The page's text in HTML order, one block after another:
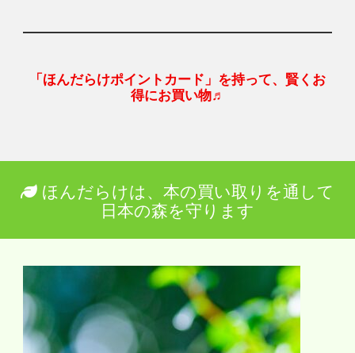
「ほんだらけポイントカード」を持って、賢くお
得にお買い物♬
ほんだらけは、本の買い取りを通して
日本の森を守ります